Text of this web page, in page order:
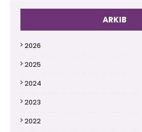
ARKIB
2026
2025
2024
2023
2022